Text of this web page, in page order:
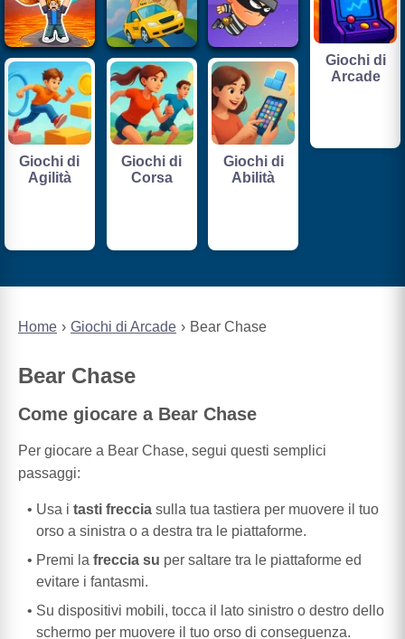
Home Giochi di Arcade Bear Chase
Bear Chase
Come giocare a Bear Chase
Per giocare a Bear Chase, segui questi semplici
passaggi:
Usa i tasti freccia sulla tua tastiera per muovere il tuo
orso a sinistra o a destra tra le piattaforme.
Premi la freccia su per saltare tra le piattaforme ed
evitare i fantasmi.
Su dispositivi mobili, tocca il lato sinistro o destro dello
schermo per muovere il tuo orso di conseguenza.
Giochi di
Arcade
Giochi di
Agilità
Giochi di
Corsa
Giochi di
Abilità